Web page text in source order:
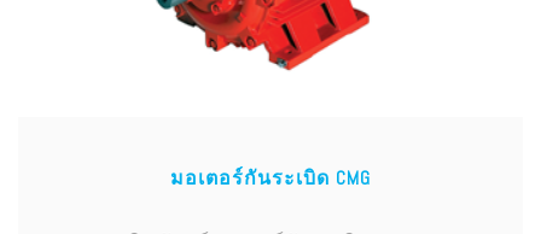
มอเตอร์กันระเบิด CMG